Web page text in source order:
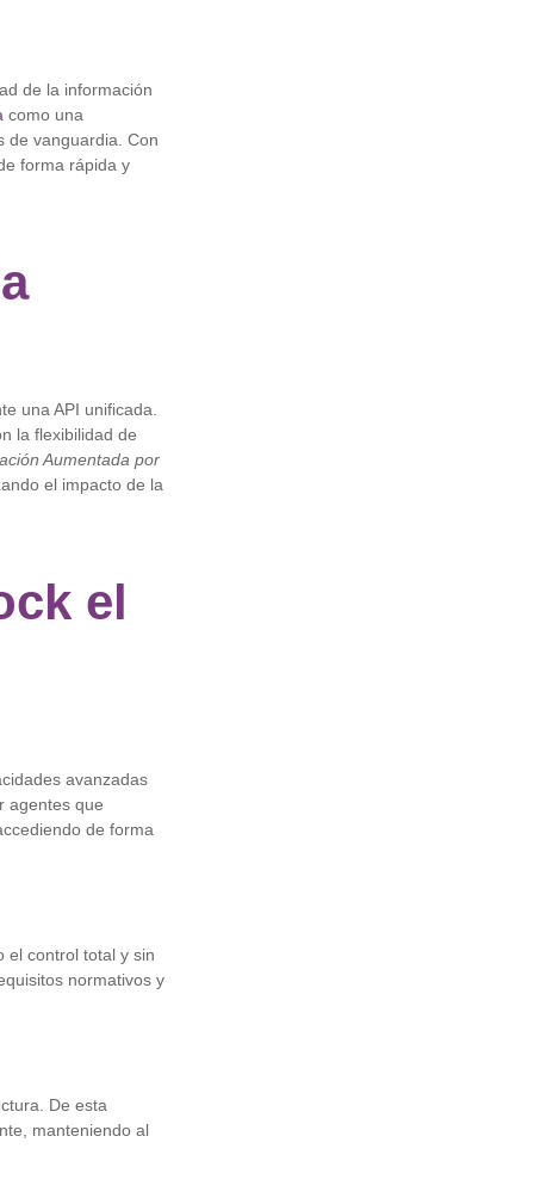
de la información
como una
de vanguardia. Con
forma rápida y
una API unificada.
la flexibilidad de
Aumentada por
el impacto de la
el
avanzadas
agentes que
de forma
el control total y sin
normativos y
De esta
manteniendo al